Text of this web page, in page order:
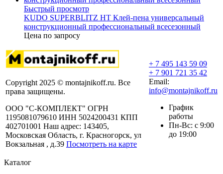
Быстрый просмотр
KUDO SUPERBLITZ HT Клей-пена универсальный
конструкционный профессиональный всесезонный
Цена по запросу
Copyright 2025 © montajnikoff.ru. Все
права защищены.
ООО "С-КОМПЛЕКТ" ОГРН
1195081079610 ИНН 5024200431 КПП
402701001 Наш адрес: 143405,
Московская Область, г. Красногорск, ул
Вокзальная , д.39 Посмотреть на карте
+ 7 495 143 59 09
+ 7 901 721 35 42
Email:
info@montajnikoff.ru
График
работы
Пн-Вс: с 9:00
до 19:00
Каталог